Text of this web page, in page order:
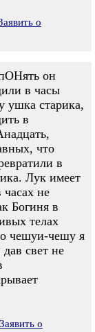
о
он
в часы
ушка старика,
в
что
в
Лук имеет
часах не
Богиня в
телах
чешуи-чешу я
свет не
Заявить о